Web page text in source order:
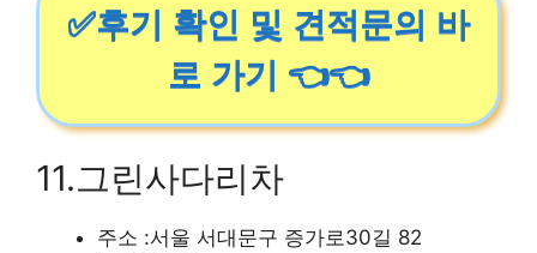
✅후기 확인 및 견적문의 바
로 가기 👈👈
11.그린사다리차
주소 :서울 서대문구 증가로30길 82